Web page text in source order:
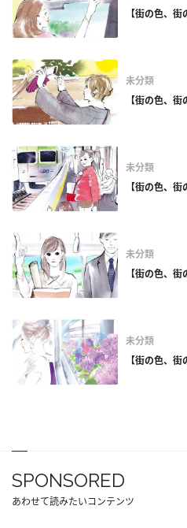
【街の色、
未分類
【街の色、
未分類
【街の色、
未分類
【街の色、
未分類
【街の色、
SPONSORED
あわせて読みたいコンテンツ